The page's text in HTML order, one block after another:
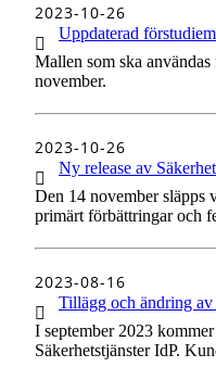
1 av 1
2023-10-26
Uppdaterad
Mallen som ska
november.
1 av 1
2023-10-26
Ny release av
Den 14 november släpps
primärt förbättringar och
1 av 1
2023-08-16
Tillägg och ändring av
I september 2023
Säkerhetstjänster IdP.